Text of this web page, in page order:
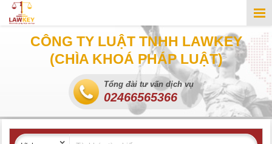
CÔNG TY LUẬT TNHH LAWKEY
(CHÌA KHOÁ PHÁP LUẬT)
Tổng đài tư vấn dịch vụ
02466565366